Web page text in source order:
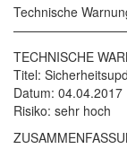
Technische
TECHNISCHE
Titel:
Datum: 04.04.2017
Risiko: sehr hoch